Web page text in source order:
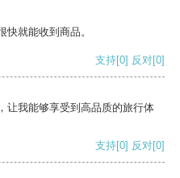
就能收到商品。
支持[0] 反对[0]
让我能够享受到高品质的旅行体
支持[0] 反对[0]